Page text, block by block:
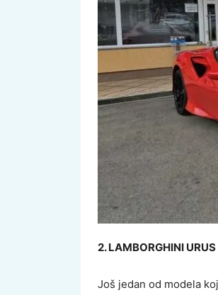
2. LAMBORGHINI
Još jedan od modela